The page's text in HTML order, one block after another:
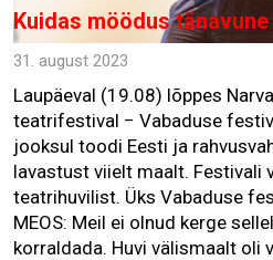
Kuidas möödus
31. august 2023
Laupäeval (19.08) lõppes
teatrifestival − Vabaduse
jooksul toodi Eesti ja
lavastust viielt maalt. Festivali
teatrihuvilist. Üks Vabaduse
MEOS: Meil ei olnud kerge
korraldada. Huvi välismaalt oli